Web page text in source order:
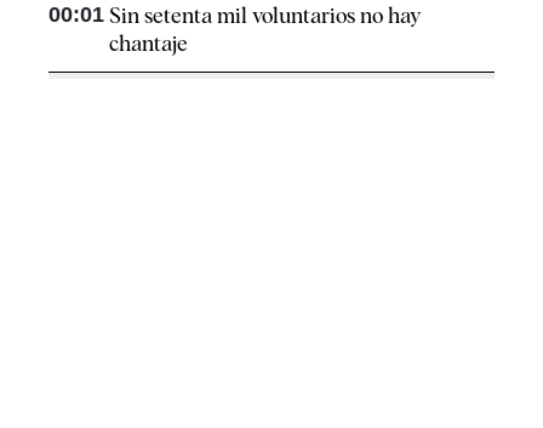
00:01 Sin setenta mil voluntarios no hay
chantaje